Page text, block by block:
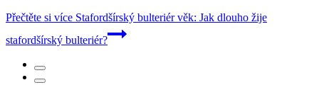
Přečtěte si více Stafordšírský bulteriér věk: Jak dlouho žije
stafordšírský bulteriér?